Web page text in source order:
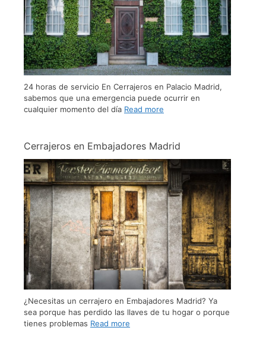
24 horas de servicio En Cerrajeros en Palacio Madrid,
sabemos que una emergencia puede ocurrir en
cualquier momento del día Read more
Cerrajeros en Embajadores Madrid
¿Necesitas un cerrajero en Embajadores Madrid? Ya
sea porque has perdido las llaves de tu hogar o porque
tienes problemas Read more